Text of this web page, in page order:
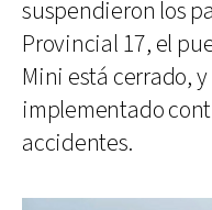
suspendieron los
Provincial 17, el
Mini está cerrado,
implementado
accidentes.